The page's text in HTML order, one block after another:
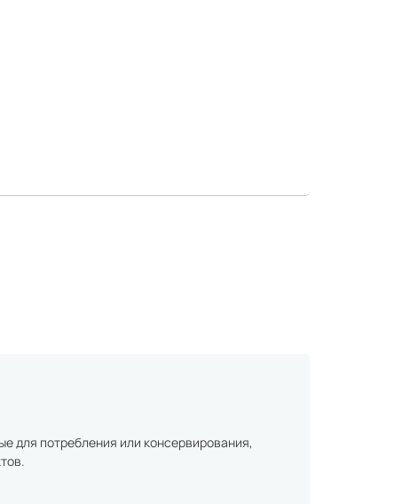
для потребления или консервирования,